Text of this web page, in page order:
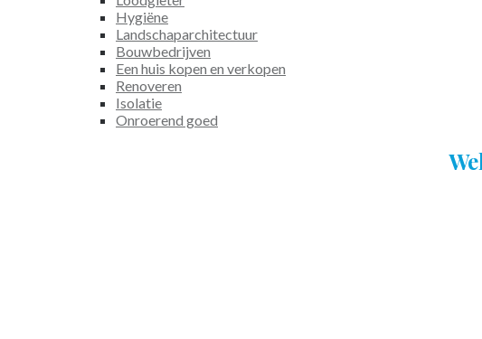
Hygiëne
Landschaparchitectuur
Bouwbedrijven
Een huis kopen en verkopen
Renoveren
Isolatie
Onroerend goed